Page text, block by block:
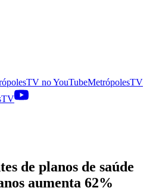
noYouTubeMetrópolesTV
de planos de saúde
aumenta 62%